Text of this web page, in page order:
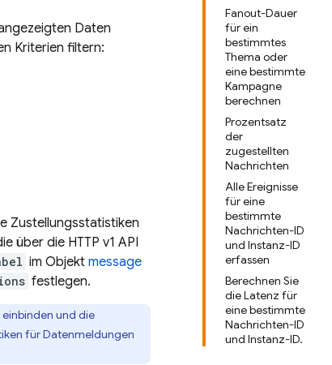
Fanout-Dauer
für ein
bestimmtes
Thema oder
eine bestimmte
Kampagne
berechnen
Prozentsatz
der
zugestellten
Nachrichten
Alle Ereignisse
für eine
bestimmte
Nachrichten-ID
und Instanz-ID
erfassen
Berechnen Sie
die Latenz für
eine bestimmte
Nachrichten-ID
und Instanz-ID.
Daten
Kriterien filtern:
Zustellungsstatistiken
über die HTTP v1 API
im Objekt message
festlegen.
einbinden und die
für Datenmeldungen